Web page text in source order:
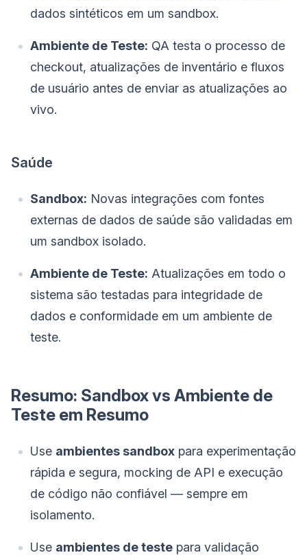
dados sintéticos em um sandbox.
Ambiente de Teste: QA testa o processo de
checkout, atualizações de inventário e fluxos
de usuário antes de enviar as atualizações ao
vivo.
Saúde
Sandbox: Novas integrações com fontes
externas de dados de saúde são validadas em
um sandbox isolado.
Ambiente de Teste: Atualizações em todo o
sistema são testadas para integridade de
dados e conformidade em um ambiente de
teste.
Resumo: Sandbox vs Ambiente de
Teste em Resumo
Use ambientes sandbox para experimentação
rápida e segura, mocking de API e execução
de código não confiável — sempre em
isolamento.
Use ambientes de teste para validação